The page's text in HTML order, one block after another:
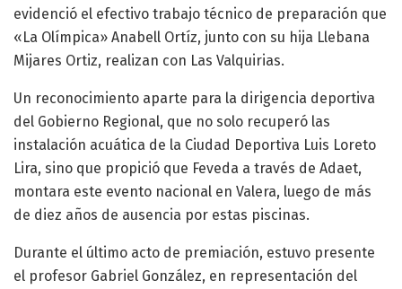
evidenció el efectivo trabajo técnico de preparación que
«La Olímpica» Anabell Ortíz, junto con su hija Llebana
Mijares Ortiz, realizan con Las Valquirias.
Un reconocimiento aparte para la dirigencia deportiva
del Gobierno Regional, que no solo recuperó las
instalación acuática de la Ciudad Deportiva Luis Loreto
Lira, sino que propició que Feveda a través de Adaet,
montara este evento nacional en Valera, luego de más
de diez años de ausencia por estas piscinas.
Durante el último acto de premiación, estuvo presente
el profesor Gabriel González, en representación del